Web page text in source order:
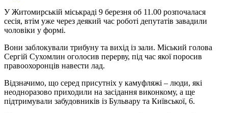
У Житомирській міськраді 9 березня об 11.00 розпочалася
сесія, втім уже через деякий час роботі депутатів завадили
чоловіки у формі.
Вони заблокували трибуну та вихід із зали. Міський голова
Сергій Сухомлин оголосив перерву, під час якої поросив
правоохоронців навести лад.
Відзначимо, що серед присутніх у камуфляжі – люди, які
неодноразово приходили на засідання виконкому, а ще
підтримували забудовників із Бульвару та Київської, 6.